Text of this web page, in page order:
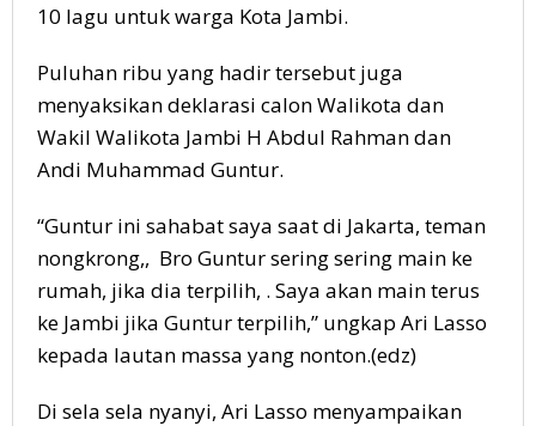
10 lagu untuk warga Kota Jambi.
Puluhan ribu yang hadir tersebut juga
menyaksikan deklarasi calon Walikota dan
Wakil Walikota Jambi H Abdul Rahman dan
Andi Muhammad Guntur.
“Guntur ini sahabat saya saat di Jakarta, teman
nongkrong,, Bro Guntur sering sering main ke
rumah, jika dia terpilih, . Saya akan main terus
ke Jambi jika Guntur terpilih,” ungkap Ari Lasso
kepada lautan massa yang nonton.(edz)
Di sela sela nyanyi, Ari Lasso menyampaikan